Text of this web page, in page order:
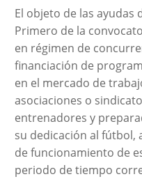
El objeto de las ayudas
Primero de la
en régimen de
financiación de
en el mercado de
asociaciones o
entrenadores y
su dedicación al fútbol,
de funcionamiento de
periodo de tiempo